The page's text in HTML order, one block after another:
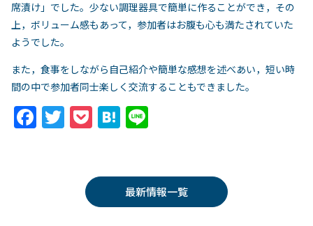
席漬け」でした。少ない調理器具で簡単に作ることができ，その
上，ボリューム感もあって，参加者はお腹も心も満たされていた
ようでした。
また，食事をしながら自己紹介や簡単な感想を述べあい，短い時
間の中で参加者同士楽しく交流することもできました。
F T
er
P
k
et
H
n
a
最新情報一覧